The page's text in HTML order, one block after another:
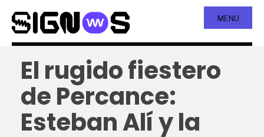
MENU
El rugido fiestero
de Percance:
Esteban Alí y la